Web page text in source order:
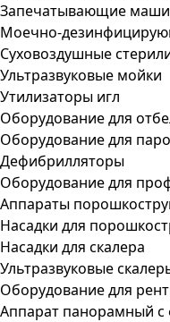
Запечатывающие
Моечно-
Суховоздушные
Ультразвуковые мойки
Утилизаторы игл
Оборудование для
Оборудование для
Дефибрилляторы
Оборудование для
Аппараты
Насадки для
Насадки для скалера
Ультразвуковые
Оборудование для
Аппарат панорамный